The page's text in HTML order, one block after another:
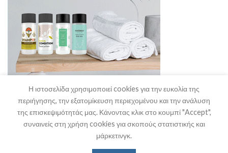
Η ιστοσελίδα χρησιμοποιεί cookies για την ευκολία της
περιήγησης, την εξατομίκευση περιεχομένου και την ανάλυση
της επισκεψιμότητάς μας. Κάνοντας κλικ στο κουμπί "Accept",
συναινείς στη χρήση cookies για σκοπούς στατιστικής και
μάρκετινγκ.